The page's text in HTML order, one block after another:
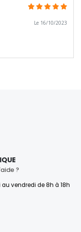
Le 16/10/2023
?
vendredi de 8h à 18h